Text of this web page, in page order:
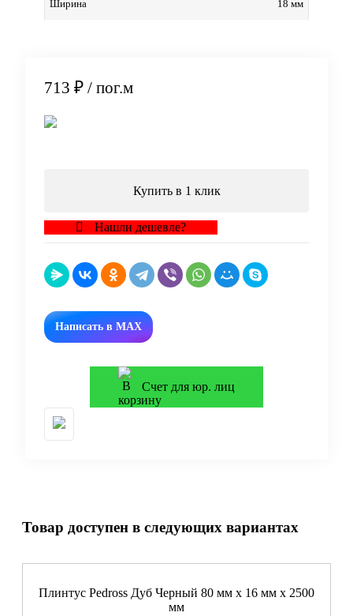
Ширина 18 мм
713 ₽ / пог.м
Купить в 1 клик
Нашли дешевле?
Написать в MAX
Счет для юр. лиц
Товар доступен в следующих вариантах
Плинтус Pedross Дуб Черный 80 мм х 16 мм х 2500
мм